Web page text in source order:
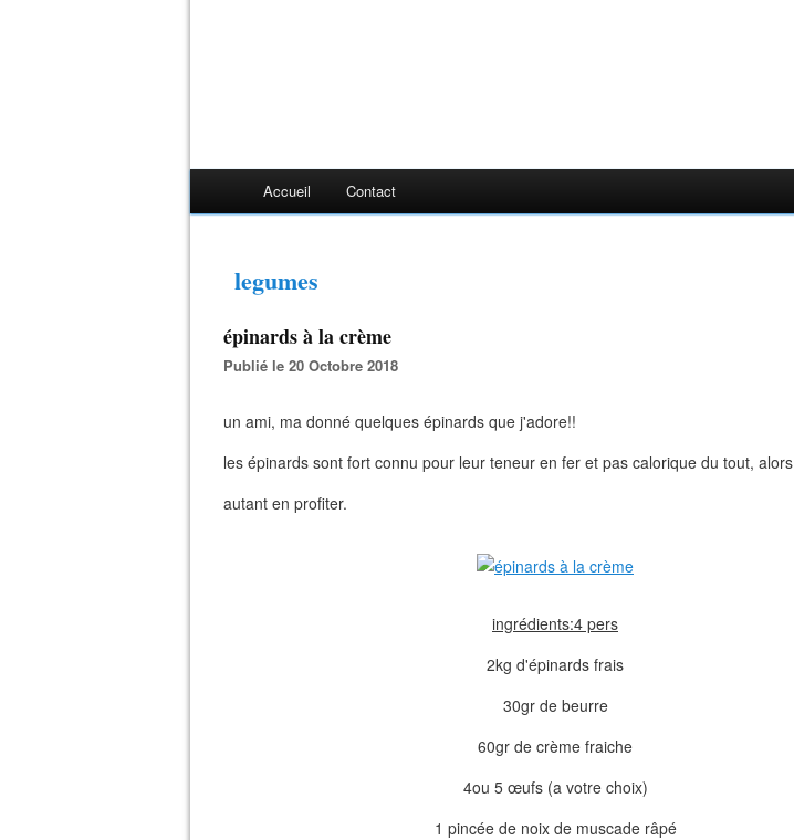
Accueil Contact
legumes
épinards à la crème
Publié le 20 Octobre 2018
un ami, ma donné quelques épinards que j'adore!!
les épinards sont fort connu pour leur teneur en fer et pas calorique du tout, alors
autant en profiter.
ingrédients:4 pers
2kg d'épinards frais
30gr de beurre
60gr de crème fraiche
4ou 5 œufs (a votre choix)
1 pincée de noix de muscade râpé